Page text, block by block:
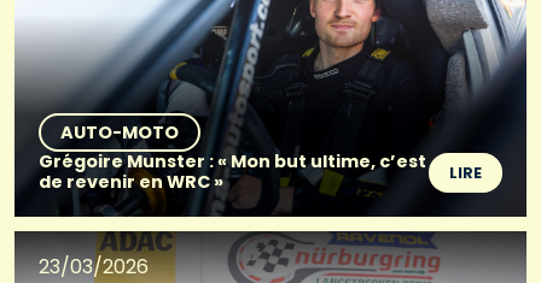
AUTO-MOTO
Grégoire Munster : « Mon but ultime, c’est
de revenir en WRC »
LIRE
23/03/2026